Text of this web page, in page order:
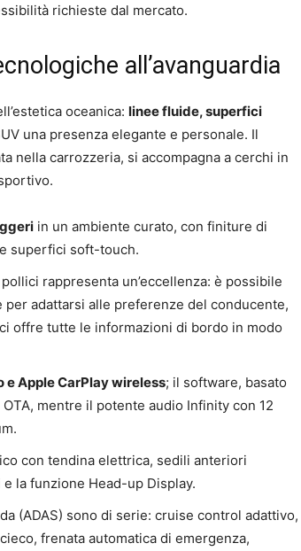
richieste dal mercato.
all’avanguardia
oceanica: linee fluide, superfici
una presenza elegante e personale. Il
nella carrozzeria, si accompagna a cerchi in
in un ambiente curato, con finiture di
e superfici soft-touch.
rappresenta un’eccellenza: è possibile
adattarsi alle preferenze del conducente,
offre tutte le informazioni di bordo in modo
e Apple CarPlay wireless; il software, basato
mentre il potente audio Infinity con 12
con tendina elettrica, sedili anteriori
la funzione Head-up Display.
(ADAS) sono di serie: cruise control adattivo,
frenata automatica di emergenza,